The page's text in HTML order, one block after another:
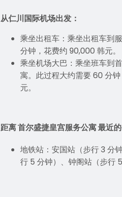
从仁川国际机场出发：
乘坐出租车：乘坐出租车到
分钟，花费约 90,000 韩元。
乘坐机场大巴：乘坐班车到
寓。此过程大约需要 60 分
元。
距离 首尔盛捷皇宫服务公寓 最近
地铁站：安国站（步行 3 分
行 5 分钟）、钟阁站（步行 5